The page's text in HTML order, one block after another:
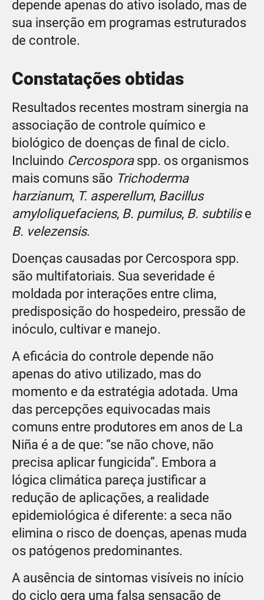
depende apenas do ativo isolado, mas de
sua inserção em programas estruturados
de controle.
Constatações obtidas
Resultados recentes mostram sinergia na
associação de controle químico e
biológico de doenças de final de ciclo.
Incluindo Cercosporaspp. os organismos
mais comuns são Trichoderma
harzianum, T. asperellum, Bacillus
amyloliquefaciens, B. pumilus, B. subtilise
B. velezensis.
Doenças causadas por Cercospora spp.
são multifatoriais. Sua severidade é
moldada por interações entre clima,
predisposição do hospedeiro, pressão de
inóculo, cultivar e manejo.
A eficácia do controle depende não
apenas do ativo utilizado, mas do
momento e da estratégia adotada. Uma
das percepções equivocadas mais
comuns entre produtores em anos de La
Niña é a de que: “se não chove, não
precisa aplicar fungicida”. Embora a
lógica climática pareça justificar a
redução de aplicações, a realidade
epidemiológica é diferente: a seca não
elimina o risco de doenças, apenas muda
os patógenos predominantes.
A ausência de sintomas visíveis no início
do ciclo gera uma falsa sensação de